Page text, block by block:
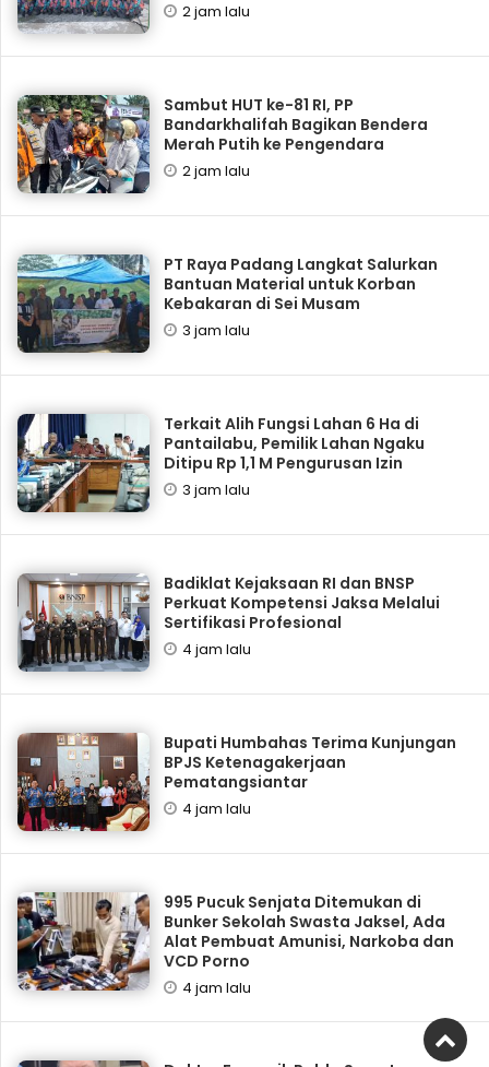
2 jam lalu
Sambut HUT ke-81 RI, PP
Bandarkhalifah Bagikan Bendera
Merah Putih ke Pengendara
2 jam lalu
PT Raya Padang Langkat Salurkan
Bantuan Material untuk Korban
Kebakaran di Sei Musam
3 jam lalu
Terkait Alih Fungsi Lahan 6 Ha di
Pantailabu, Pemilik Lahan Ngaku
Ditipu Rp 1,1 M Pengurusan Izin
3 jam lalu
Badiklat Kejaksaan RI dan BNSP
Perkuat Kompetensi Jaksa Melalui
Sertifikasi Profesional
4 jam lalu
Bupati Humbahas Terima Kunjungan
BPJS Ketenagakerjaan
Pematangsiantar
4 jam lalu
995 Pucuk Senjata Ditemukan di
Bunker Sekolah Swasta Jaksel, Ada
Alat Pembuat Amunisi, Narkoba dan
VCD Porno
4 jam lalu